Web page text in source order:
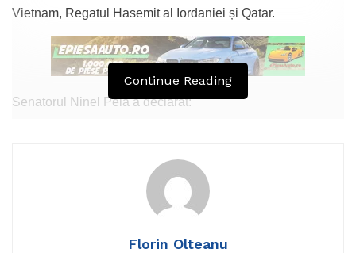
Vietnam, Regatul Hasemit al Iordaniei și Qatar.
Senatorul Ninel Peia a declarat:
Un alt hrisov, după cel din 27 mai 1600, îl menționează pe
Mihai Viteazul ca domn al celor trei Țări Române.
În 2008, ne-a părăsit Laurențiu Moldovan, pilot român de
Continue Reading
Florin Olteanu